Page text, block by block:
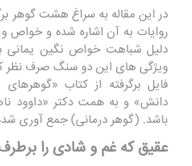
در این مقاله به سراغ هشت گوهر
روایات به آن اشاره شده و خواص و
دلیل شباهت خواص نگین یمانی
ویژگی های این دو سنگ صرف نظر
فایل برگرفته از کتاب
دانش» و به همت دکتر «داوود
باشد. (گوهر درمانی) جمع آوری
عقیق که غم و شادی را